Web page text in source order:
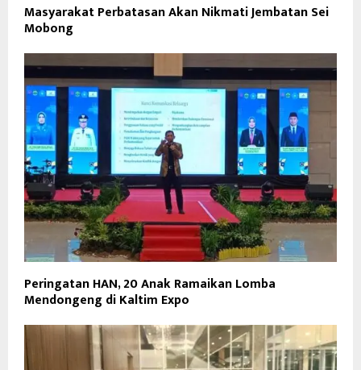
Masyarakat Perbatasan Akan Nikmati Jembatan Sei
Mobong
Peringatan HAN, 20 Anak Ramaikan Lomba
Mendongeng di Kaltim Expo